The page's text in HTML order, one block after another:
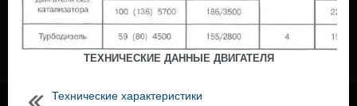
ТЕХНИЧЕСКИЕ ДАННЫЕ ДВИГАТЕЛЯ
Технические характеристики